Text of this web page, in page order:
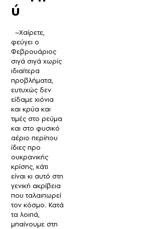
ύ
–Χαίρετε,
φεύγει ο
Φεβρουάριος
σιγά σιγά χωρίς
ιδιαίτερα
προβλήματα,
ευτυχώς δεν
είδαμε χιόνια
και κρύα και
τιμές στο ρεύμα
και στο φυσικό
αέριο περίπου
ίδιες προ
ουκρανικής
κρίσης, κάτι
είναι κι αυτό στη
γενική ακρίβεια
που ταλαιπωρεί
τον κόσμο. Κατά
τα λοιπά,
μπαίνουμε στη